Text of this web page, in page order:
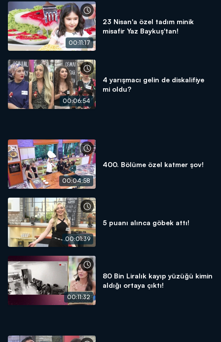
00:11:17
23 Nisan'a özel tadım minik
misafir Yaz Baykuş'tan!
00:06:54
4 yarışmacı gelin de diskalifiye
mi oldu?
00:04:58
400. Bölüme özel katmer şov!
00:01:39
5 puanı alınca göbek attı!
00:11:32
80 Bin Liralık kayıp yüzüğü kimin
aldığı ortaya çıktı!